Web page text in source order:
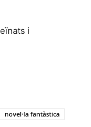
i
novel·la fantàstica